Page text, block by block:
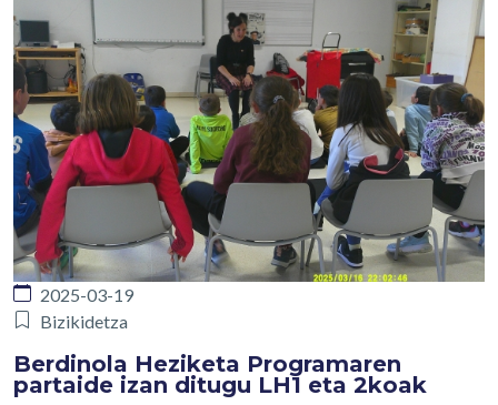
2025-03-19
Bizikidetza
Berdinola Heziketa Programaren
partaide izan ditugu LH1 eta 2koak